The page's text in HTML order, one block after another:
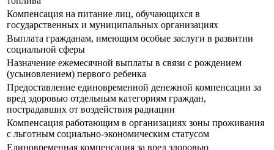
Компенсация на питание лиц, обучающихся в
государственных и муниципальных организациях
Выплата гражданам, имеющим особые заслуги в развитии
социальной сферы
Назначение ежемесячной выплаты в связи с рождением
(усыновлением) первого ребенка
Предоставление единовременной денежной компенсации за
вред здоровью отдельным категориям граждан,
пострадавших от воздействия радиации
Компенсация работающим в организациях зоны проживания
с льготным социально-экономическим статусом
Единовременная компенсация за вред здоровью